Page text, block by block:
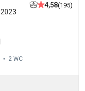
2023
4,58(195)
2 WC